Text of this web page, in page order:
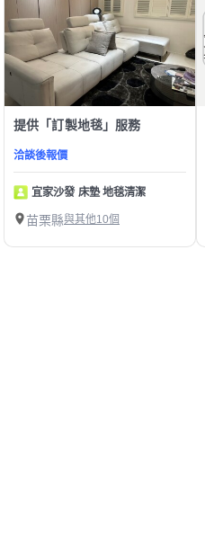
提供「訂製地毯」服務
洽談後報價
宜家沙發 床墊 地毯清潔
苗栗縣與其他10個